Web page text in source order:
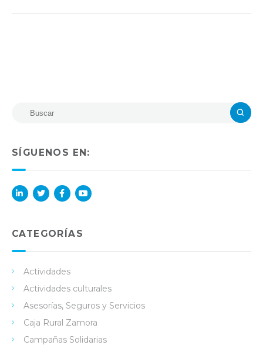
SÍGUENOS EN:
in
ok
e
CATEGORÍAS
Actividades
Actividades culturales
Asesorías, Seguros y Servicios
Caja Rural Zamora
Campañas Solidarias